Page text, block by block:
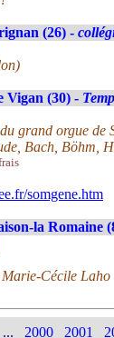
(26) -
Vigan (30) -
grand orgue de
Bach, Böhm,
somgene.htm
la Romaine
Marie-Cécile Laho
... 2000 2001